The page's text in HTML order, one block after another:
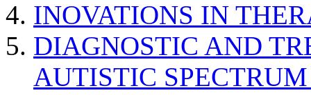
INOVATIONS IN
DIAGNOSTIC AND
AUTISTIC